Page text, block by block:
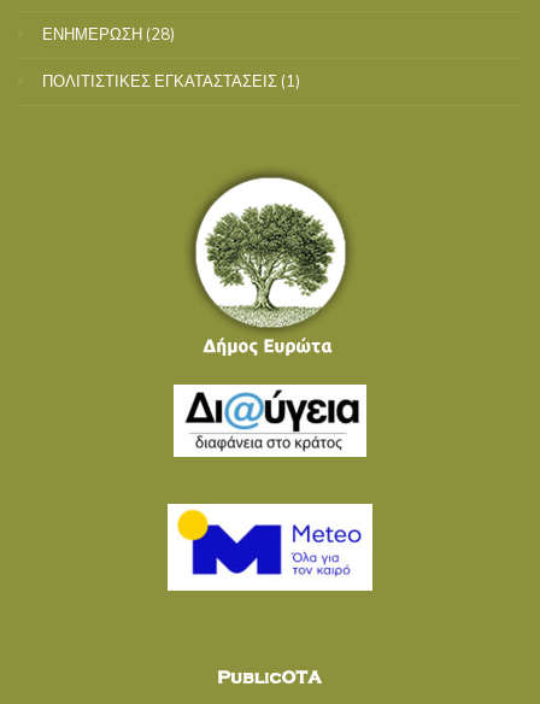
ΕΝΗΜΕΡΩΣΗ (28)
ΠΟΛΙΤΙΣΤΙΚΕΣ ΕΓΚΑΤΑΣΤΑΣΕΙΣ (1)